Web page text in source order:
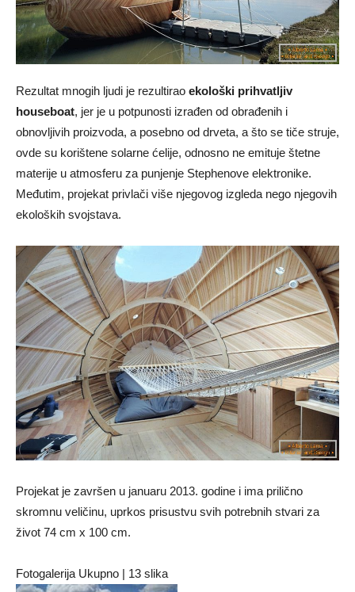
Rezultat mnogih ljudi je rezultirao ekološki prihvatljiv
houseboat, jer je u potpunosti izrađen od obrađenih i
obnovljivih proizvoda, a posebno od drveta, a što se tiče struje,
ovde su korištene solarne ćelije, odnosno ne emituje štetne
materije u atmosferu za punjenje Stephenove elektronike.
Međutim, projekat privlači više njegovog izgleda nego njegovih
ekoloških svojstava.
Projekat je završen u januaru 2013. godine i ima prilično
skromnu veličinu, uprkos prisustvu svih potrebnih stvari za
život 74 cm x 100 cm.
Fotogalerija Ukupno | 13 slika